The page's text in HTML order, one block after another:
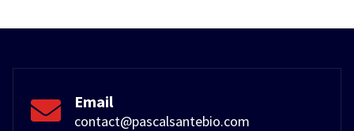
Email
contact@pascalsantebio.com